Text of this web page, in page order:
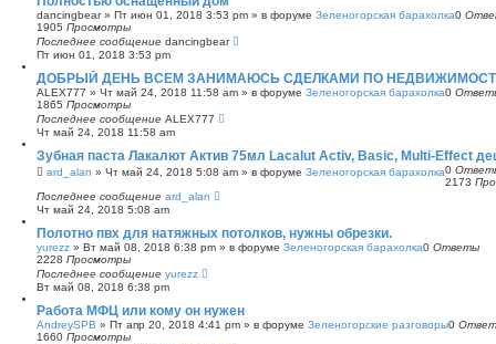
dancingbear» Пт июн 01, 2018 3:53 pm » в форуме Зеленогорская барахолка0
1905 Просмотры
Последнее сообщение dancingbear
Пт июн 01, 2018 3:53 pm
ДОБРЫЙ ДЕНЬ ВСЕМ ЗАНИМАЮСЬ СДЕЛКАМИ ПО
ALEX777 » Чт май 24, 2018 11:58 am » в форуме Зеленогорская барахолка0
1865 Просмотры
Последнее сообщение ALEX777
Чт май 24, 2018 11:58 am
Зубная паста Лакалют Актив 75мл Lacalut Activ, Basic, Multi-Effect
ard_alan » Чт май 24, 2018 5:08 am » в форуме Зеленогорская барахолка0
2173
Последнее сообщение ard_alan
Чт май 24, 2018 5:08 am
Полотно пвх для натяжных потолков, нужны обрезки.
yurezz » Вт май 08, 2018 6:38 pm » в форуме Зеленогорская барахолка0 Ответы
2228 Просмотры
Последнее сообщение yurezz
Вт май 08, 2018 6:38 pm
Работа МФЦ или кому он нужен
AndreySPB » Пт апр 20, 2018 4:41 pm » в форуме Зеленогорские разговоры0
1660 Просмотры